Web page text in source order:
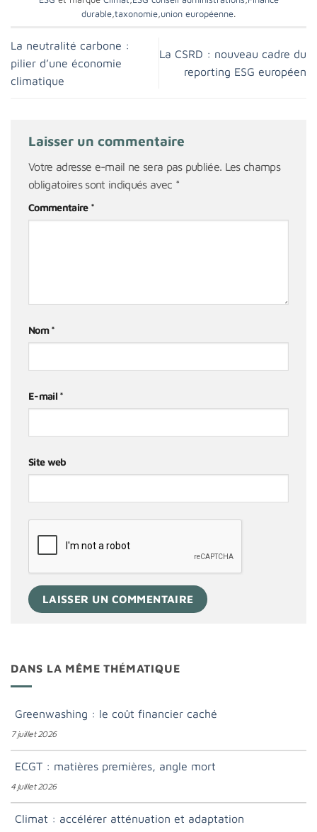
durable taxonomie union européenne.
La neutralité carbone :
pilier d’une économie
climatique
La CSRD : nouveau cadre du
reporting ESG européen
Laisser un commentaire
Votre adresse e-mail ne sera pas publiée. Les champs
obligatoires sont indiqués avec *
Commentaire *
Nom*
E-mail *
Site web
DANS LA MÊME THÉMATIQUE
Greenwashing : le coût financier caché
7 juillet 2026
ECGT : matières premières, angle mort
4 juillet 2026
Climat : accélérer atténuation et adaptation